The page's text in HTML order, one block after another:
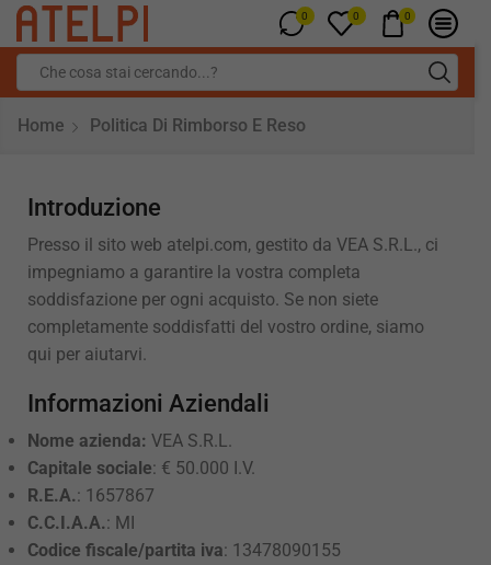
0 0 0
Home Politica Di Rimborso E Reso
Introduzione
Presso il sito web atelpi.com, gestito da VEA S.R.L., ci
impegniamo a garantire la vostra completa
soddisfazione per ogni acquisto. Se non siete
completamente soddisfatti del vostro ordine, siamo
qui per aiutarvi.
Informazioni Aziendali
Nome azienda: VEA S.R.L.
Capitale sociale: € 50.000 I.V.
R.E.A.: 1657867
C.C.I.A.A.: MI
Codice fiscale/partita iva: 13478090155